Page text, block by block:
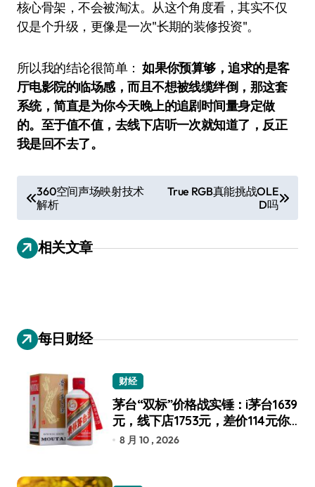
核心骨架，不会被淘汰。从这个角度看，其实不仅
仅是个升级，更像是一次"长期的装修投资"。
所以我的结论很简单：如果你预算够，追求的是客
厅电影院的临场感，而且不想被线缆绊倒，那这套
系统，简直是为你今天晚上的追剧时间量身定做
的。至于值不值，去线下店听一次就知道了，反正
我是回不去了。
章
导
航
360空间声场映射技术
解析
True RGB真能挑战OLE
D吗
相关文章
每日财经
财经
茅台“双标”价格战实锤：i茅台1639
元，线下店1753元，差价114元你
选谁？
8 月 10 , 2026